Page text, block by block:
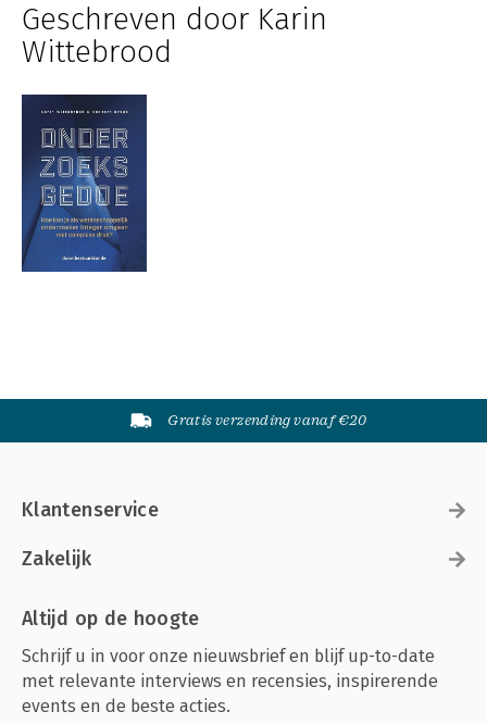
Geschreven door Karin
Wittebrood
Gratis verzending vanaf €20
Klantenservice
Zakelijk
Altijd op de hoogte
Schrijf u in voor onze nieuwsbrief en blijf up-to-date
met relevante interviews en recensies, inspirerende
events en de beste acties.